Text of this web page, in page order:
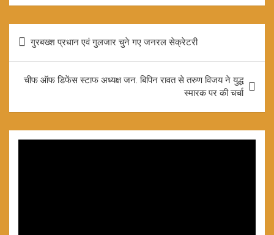
ce
o
o
k
at
A
p
p
ar
Post
navigation
गुरबख्श प्रधान एवं गुलजार चुने गए जनरल सेक्रेटरी
चीफ ऑफ डिफेंस स्टाफ अध्यक्ष जन. बिपिन रावत से तरुण विजय ने युद्ध
स्मारक पर की चर्चा